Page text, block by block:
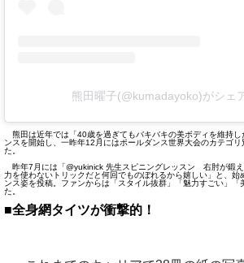
熊田曜子(@kumadayoko)がシェ
熊田は近年では「40歳を過ぎてもバキバキの美ボディを維持し
ンスを開始し、一昨年12月にはポールダンス世界大会のカテゴ
た。
昨年7月には「@yukinick 先生スピニングレッスン 右肘が鍛
力を使わないトリックだと何回でものぼれるから嬉しい」と、
ンス姿を投稿。ファンからは「スタイル抜群」「魅力すごい」
た。
■全身網タイツが衝撃的！